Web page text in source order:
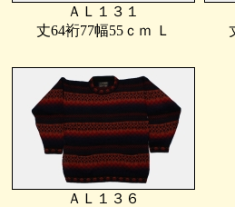
ＡＬ１３１
丈64裄77幅55ｃｍ Ｌ
ＡＬ１３６